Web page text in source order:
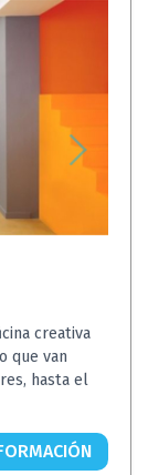
creativa
que van
hasta el